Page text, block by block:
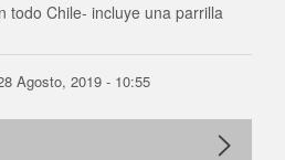
todo Chile- incluye una parrilla
Agosto, 2019 - 10:55